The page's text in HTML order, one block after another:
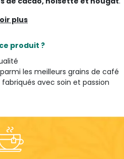
Cacao, Noisette &
Origine
Cuba
plus
produit ?
les meilleurs grains de café
avec soin et passion